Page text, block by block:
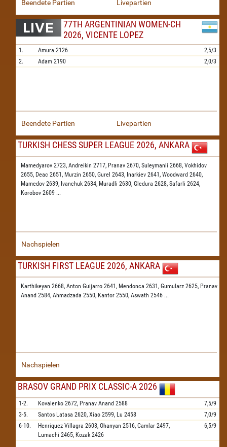
Beendete Partien Livepartien
77TH ARGENTINIAN WOMEN-CH
2026, VICENTE LOPEZ
1. Amura 2126
2,5/3
2.
Adam 2190 2,0/3
Beendete Partien Livepartien
TURKISH CHESS SUPER LEAGUE 2026, ANKARA
Mamedyarov 2723, Andreikin 2717, Pranav 2670, Suleymanli 2668, Vokhidov
2655, Deac 2651, Murzin 2650, Gurel 2643, Inarkiev 2641, Woodward 2640,
Mamedov 2639, Ivanchuk 2634, Muradli 2630, Gledura 2628, Safarli 2624,
Korobov 2609 ...
Nachspielen
TURKISH FIRST LEAGUE 2026, ANKARA
Karthikeyan 2668, Anton Guijarro 2641, Mendonca 2631, Gumularz 2625, Pranav
Anand 2584, Ahmadzada 2550, Kantor 2550, Aswath 2546 ...
Nachspielen
BRASOV GRAND PRIX CLASSIC-A 2026
1-2. Kovalenko 2672, Pranav Anand 2588
7,5/9
3-5.
Santos Latasa 2620, Xiao 2599, Lu 2458
7,0/9
6-10.
Henriquez Villagra 2603, Ohanyan 2516, Camlar 2497,
Lumachi 2465, Kozak 2426
6,5/9